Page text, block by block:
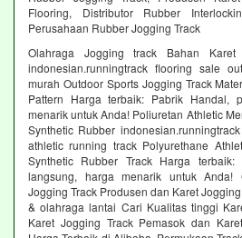
Flooring, Distributor Rubber
Perusahaan Rubber Jogging Track
Olahraga Jogging track Bahan
indonesian.runningtrack flooring sale
murah Outdoor Sports Jogging Track
Pattern Harga terbaik: Pabrik Handal,
menarik untuk Anda! Poliuretan Athletic
Synthetic Rubber
athletic running track Polyurethane
Synthetic Rubber Track Harga
langsung, harga menarik untuk
Jogging Track Produsen dan Karet
& olahraga lantai Cari Kualitas tinggi
Karet Jogging Track Pemasok dan